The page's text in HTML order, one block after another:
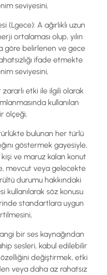
seviyesini,
A ağırlıklı uzun
ortalaması olup, yılın
göre belirlenen ve gece
ifade etmekte
seviyesini,
etki ile ilgili olarak
kullanılan
ölçeği,
bulunan her türlü
göstermek gayesiyle,
ve maruz kalan konut
mevcut veya gelecekte
durumu hakkındaki
kullanılarak söz konusu
standartlara uygun
bir ses kaynağından
sesleri, kabul edilebilir
değiştirmek, etki
veya daha az rahatsız